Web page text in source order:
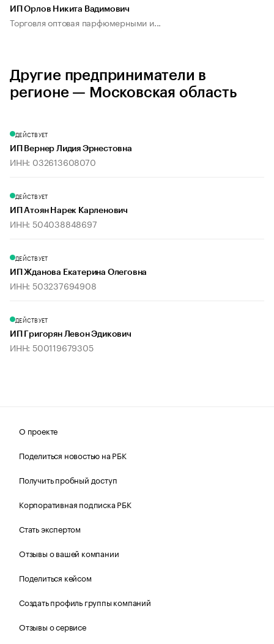
ИП Орлов Никита Вадимович
Торговля оптовая парфюмерными и...
Другие предприниматели в
регионе — Московская область
ДЕЙСТВУЕТ
ИП Вернер Лидия Эрнестовна
ИНН: 032613608070
ДЕЙСТВУЕТ
ИП Атоян Нарек Карленович
ИНН: 504038848697
ДЕЙСТВУЕТ
ИП Жданова Екатерина Олеговна
ИНН: 503237694908
ДЕЙСТВУЕТ
ИП Григорян Левон Эдикович
ИНН: 500119679305
О проекте
Поделиться новостью на РБК
Получить пробный доступ
Корпоративная подписка РБК
Стать экспертом
Отзывы о вашей компании
Поделиться кейсом
Создать профиль группы компаний
Отзывы о сервисе